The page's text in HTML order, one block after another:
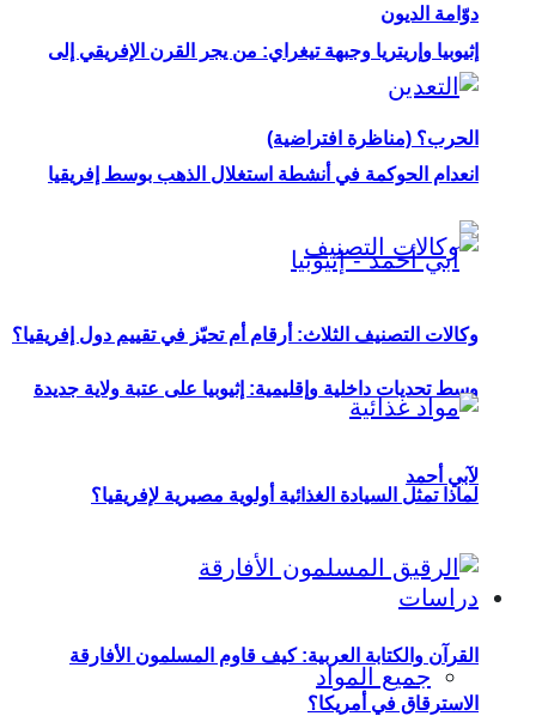
إثيوبيا وإريتريا وجبهة تيغراي: من يجر القرن الإفريقي إلى
الحرب؟ (مناظرة افتراضية)
وسط تحديات داخلية وإقليمية: إثيوبيا على عتبة ولاية جديدة
لآبي أحمد
دراسات
جميع المواد
دوّامة الديون
انعدام الحوكمة في أنشطة استغلال الذهب بوسط إفريقيا
وكالات التصنيف الثلاث: أرقام أم تحيّز في تقييم دول إفريقيا؟
لماذا تمثل السيادة الغذائية أولوية مصيرية لإفريقيا؟
القرآن والكتابة العربية: كيف قاوم المسلمون الأفارقة
الاسترقاق في أمريكا؟